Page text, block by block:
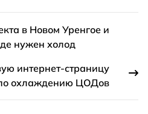
в Новом Уренгое и
нужен холод
интернет-страницу
охлаждению ЦОДов